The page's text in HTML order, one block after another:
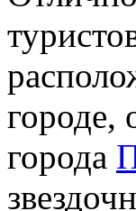
городе,
города